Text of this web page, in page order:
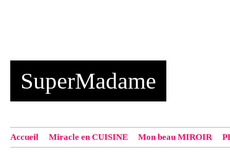
SuperMadame
Accueil Miracle en CUISINE Mon beau MIROIR